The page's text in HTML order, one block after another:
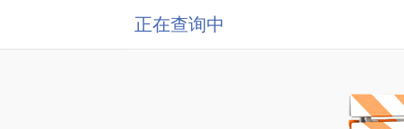
正在查询中